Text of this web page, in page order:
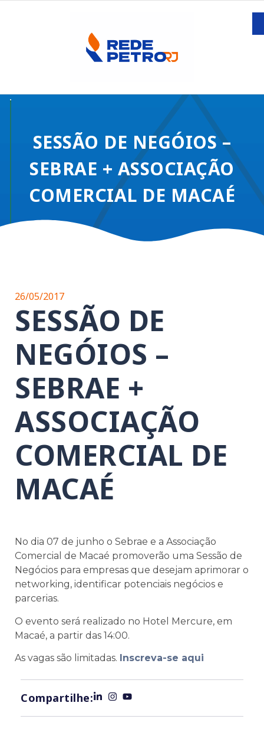
SESSÃO DE NEGÓIOS –
SEBRAE + ASSOCIAÇÃO
COMERCIAL DE MACAÉ
26/05/2017
SESSÃO DE
NEGÓIOS –
SEBRAE +
ASSOCIAÇÃO
COMERCIAL DE
MACAÉ
No dia 07 de junho o Sebrae e a Associação
Comercial de Macaé promoverão uma Sessão de
Negócios para empresas que desejam aprimorar o
networking, identificar potenciais negócios e
parcerias.
O evento será realizado no Hotel Mercure, em
Macaé, a partir das 14:00.
As vagas são limitadas. Inscreva-se aqui
Compartilhe: